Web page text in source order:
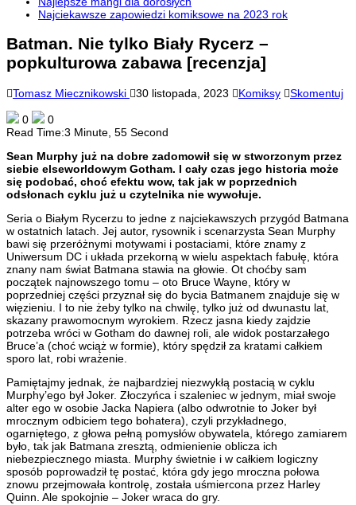
Najciekawsze zapowiedzi komiksowe na 2023 rok
Batman. Nie tylko Biały Rycerz –
popkulturowa zabawa [recenzja]
Tomasz Miecznikowski 30 listopada, 2023 Komiksy Skomentuj
0
0
Read Time:3 Minute, 55 Second
Sean Murphy już na dobre zadomowił się w stworzonym przez
siebie elseworldowym Gotham. I cały czas jego historia może
się podobać, choć efektu wow, tak jak w poprzednich
odsłonach cyklu już u czytelnika nie wywołuje.
Seria o Białym Rycerzu to jedne z najciekawszych przygód Batmana
w ostatnich latach. Jej autor, rysownik i scenarzysta Sean Murphy
bawi się przeróżnymi motywami i postaciami, które znamy z
Uniwersum DC i układa przekorną w wielu aspektach fabułę, która
znany nam świat Batmana stawia na głowie. Ot choćby sam
początek najnowszego tomu – oto Bruce Wayne, który w
poprzedniej części przyznał się do bycia Batmanem znajduje się w
więzieniu. I to nie żeby tylko na chwilę, tylko już od dwunastu lat,
skazany prawomocnym wyrokiem. Rzecz jasna kiedy zajdzie
potrzeba wróci w Gotham do dawnej roli, ale widok postarzałego
Bruce’a (choć wciąż w formie), który spędził za kratami całkiem
sporo lat, robi wrażenie.
Pamiętajmy jednak, że najbardziej niezwykłą postacią w cyklu
Murphy’ego był Joker. Złoczyńca i szaleniec w jednym, miał swoje
alter ego w osobie Jacka Napiera (albo odwrotnie to Joker był
mrocznym odbiciem tego bohatera), czyli przykładnego,
ogarniętego, z głowa pełną pomysłów obywatela, którego zamiarem
było, tak jak Batmana zresztą, odmienienie oblicza ich
niebezpiecznego miasta. Murphy świetnie i w całkiem logiczny
sposób poprowadził tę postać, która gdy jego mroczna połowa
znowu przejmowała kontrolę, została uśmiercona przez Harley
Quinn. Ale spokojnie – Joker wraca do gry.